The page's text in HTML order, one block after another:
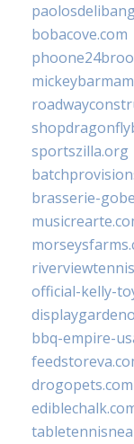
bobacove.com
sportszilla.org
brasserie-
official-kelly-
bbq-empire-
drogopets.com